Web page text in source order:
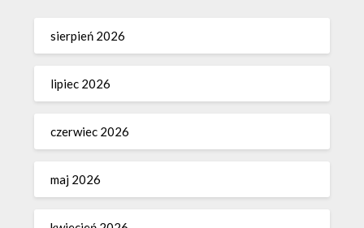
sierpień 2026
lipiec 2026
czerwiec 2026
maj 2026